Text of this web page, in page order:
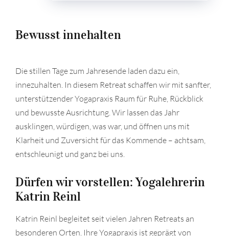
Bewusst innehalten
Die stillen Tage zum Jahresende laden dazu ein,
innezuhalten. In diesem Retreat schaffen wir mit sanfter,
unterstützender Yogapraxis Raum für Ruhe, Rückblick
und bewusste Ausrichtung. Wir lassen das Jahr
ausklingen, würdigen, was war, und öffnen uns mit
Klarheit und Zuversicht für das Kommende – achtsam,
entschleunigt und ganz bei uns.
Dürfen wir vorstellen: Yogalehrerin
Katrin Reinl
Katrin Reinl begleitet seit vielen Jahren Retreats an
besonderen Orten. Ihre Yogapraxis ist geprägt von